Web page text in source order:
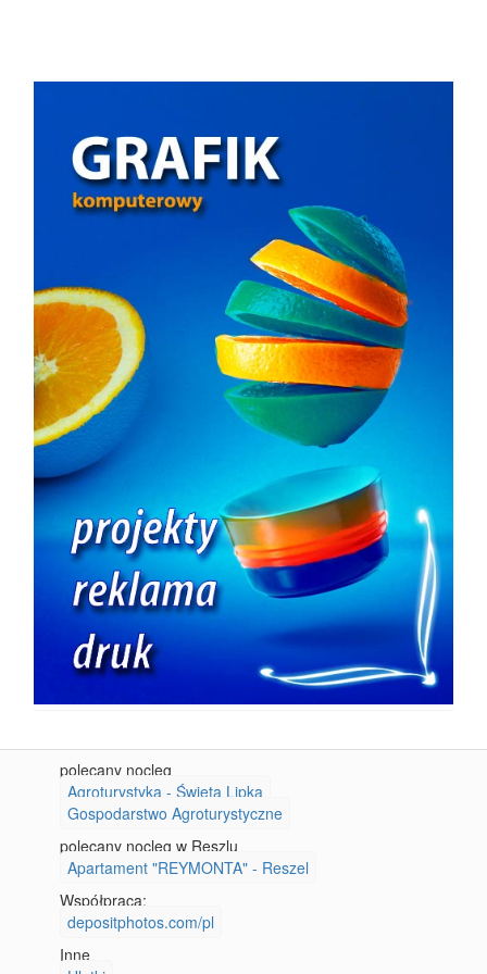
polecany nocleg
Agroturystyka - Święta Lipka
Gospodarstwo Agroturystyczne
polecany nocleg w Reszlu
Apartament "REYMONTA" - Reszel
Współpraca:
depositphotos.com/pl
Inne